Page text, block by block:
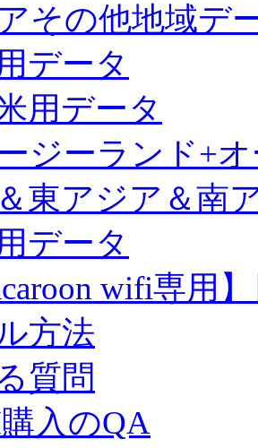
その他地域デ
データ
用データ
ジーランド+
東アジア＆南
データ
wifi専用
方法
質問
入のQA